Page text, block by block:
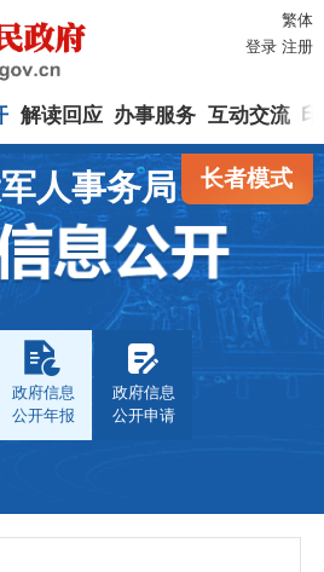
繁体
登录 注册
解读回应 办事服务 互动交流
长者模式
人事务局
政府信息
公开年报
政府信息
公开申请